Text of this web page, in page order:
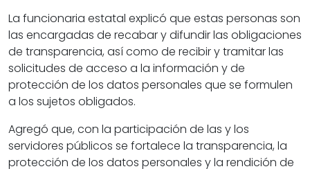
La funcionaria estatal explicó que estas personas son
las encargadas de recabar y difundir las obligaciones
de transparencia, así como de recibir y tramitar las
solicitudes de acceso a la información y de
protección de los datos personales que se formulen
a los sujetos obligados.
Agregó que, con la participación de las y los
servidores públicos se fortalece la transparencia, la
protección de los datos personales y la rendición de